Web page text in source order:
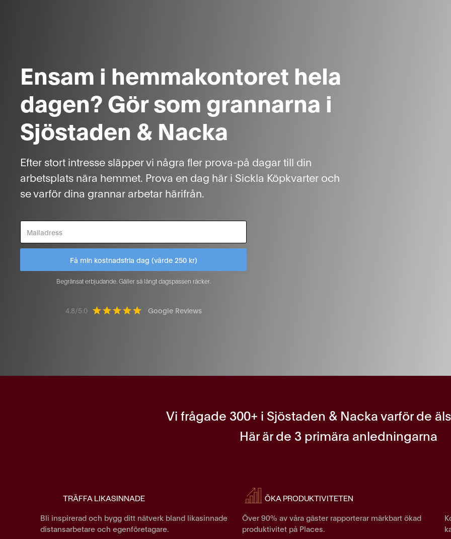
Ensam i hemmakontoret hela
dagen? Gör som grannarna i
Sjöstaden & Nacka
Efter stort intresse släpper vi några fler prova-på dagar till din
arbetsplats nära hemmet. Prova en dag här i Sickla Köpkvarter och
se varför dina grannar arbetar härifrån.
Begränsat erbjudande. Gäller så långt dagspassen räcker.
4.8/5.0 Google Reviews
Vi frågade 300+ i Sjöstaden & Nacka varför de
Här är de 3 primära anledningarna
TRÄFFA LIKASINNADE
Bli inspirerad och bygg ditt nätverk bland likasinnade
distansarbetare och egenföretagare.
ÖKA PRODUKTIVITETEN
Över 90% av våra gäster rapporterar märkbart ökad
produktivitet på Places.